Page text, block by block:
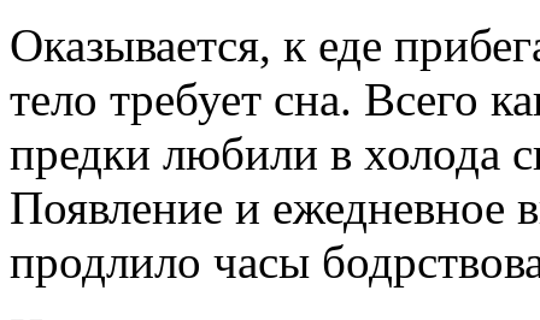
Оказывается, к еде
тело требует сна. Всего
предки любили в холода
Появление и ежедневное
продлило часы